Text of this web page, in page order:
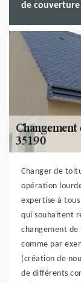
de couverture
Changer de
opération
expertise à
qui souhaitent
changement de
comme par
(création de
de différents